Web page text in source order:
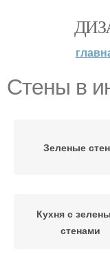
Стены в
Зеленые
Кухня с
стенами